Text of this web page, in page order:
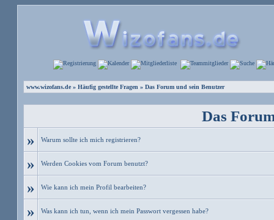
www.wizofans.de » Häufig gestellte Fragen » Das Forum und sein Benutzer
Das
»
Warum sollte ich mich registrieren?
» Werden Cookies vom Forum benutzt?
» Wie kann ich mein Profil bearbeiten?
» Was kann ich tun, wenn ich mein Passwort vergessen habe?